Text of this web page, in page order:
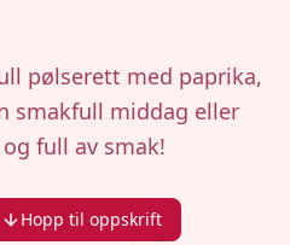
pølserett med paprika,
smakfull middag eller
full av smak!
Hopp til oppskrift